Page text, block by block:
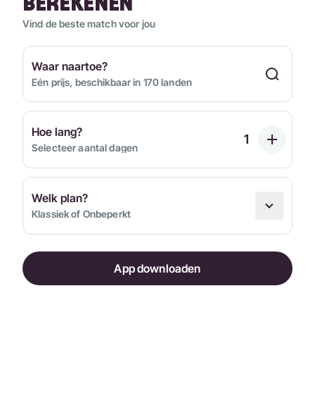
Vind de beste match voor jou
Waar naartoe?
Eén prijs, beschikbaar in 170 landen
Hoe lang?
Selecteer aantal dagen
Welk plan?
Klassiek of Onbeperkt
App downloaden